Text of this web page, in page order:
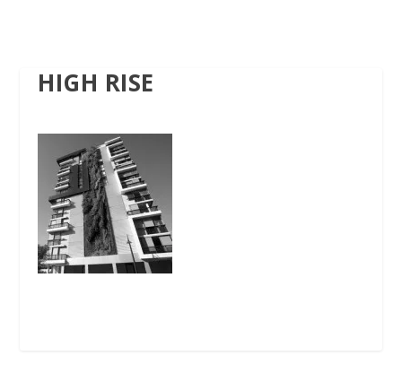
HIGH RISE